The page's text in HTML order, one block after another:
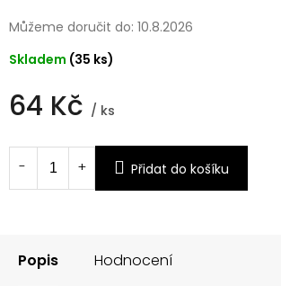
64 Kč / ks
cena:
Skladem (35 ks)
Můžeme doručit do: 10.8.2026
Přidat do košíku
Popis Hodnocení